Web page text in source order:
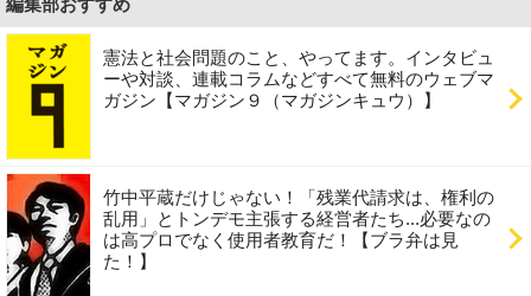
編集部おすすめ
憲法と社会問題のこと、やってます。インタビュ
ーや対談、連載コラムなどすべて無料のウェブマ
ガジン【マガジン９（マガジンキュウ）】
竹中平蔵だけじゃない！「残業代請求は、権利の
乱用」とトンデモ主張する経営者たち...必要なの
は高プロでなく使用者教育だ！【ブラ弁は見
た！】